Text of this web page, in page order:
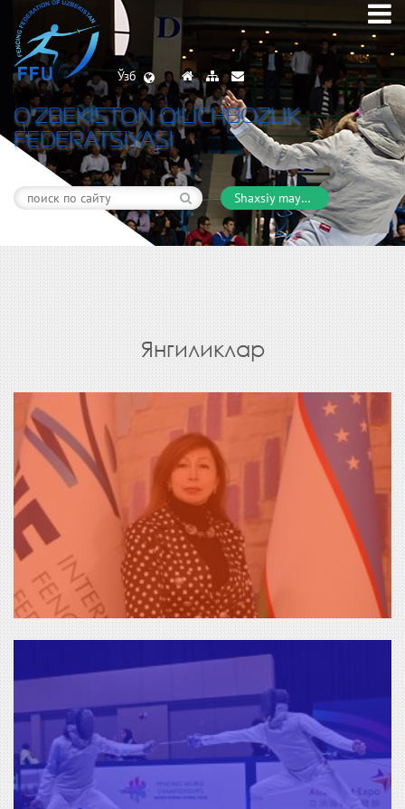
Ўзб
O’ZBEKISTON QILICHBOZLIK
FEDERATSIYASI
Shaxsiy maydon
Янгиликлар